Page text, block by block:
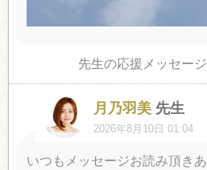
先生の応援メッセー
月乃羽美 先生
2026年8月10日 01:04
いつもメッセージお読み頂き